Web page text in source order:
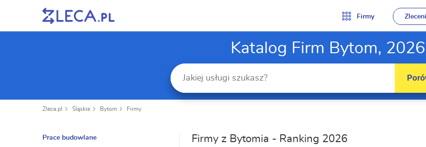
Firmy
Katalog Firm Bytom, 2026
Zleca.pl Śląskie Bytom Firmy
Firmy z Bytomia - Ranking 2026
Prace budowlane